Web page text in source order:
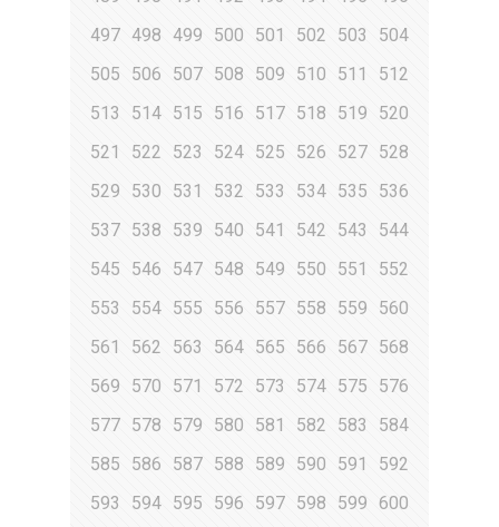
497 498 499 500 501 502 503
504
505
506 507 508 509 510 511
512
513
514 515 516 517 518 519
520
521
522 523 524 525 526 527 528
529
530 531 532 533 534 535
536
537 538 539 540 541 542 543
544
545
546 547 548 549 550 551
552
553
554 555 556 557 558 559
560
561
562 563 564 565 566 567 568
569
570 571 572 573 574 575
576
577 578 579 580 581 582 583
584
585
586 587 588 589 590 591
592
593
594 595 596 597 598 599
600